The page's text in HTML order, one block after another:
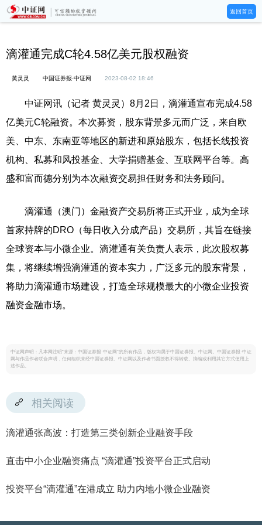
返回首页
滴灌通完成C轮4.58亿美元股权融资
黄灵灵 中国证券报·中证网 2023-08-02 18:46
中证网讯（记者 黄灵灵）8月2日，滴灌通宣布完成4.58
亿美元C轮融资。本次募资，股东背景多元而广泛，来自欧
美、中东、东南亚等地区的新进和原始股东，包括长线投资
机构、私募和风投基金、大学捐赠基金、互联网平台等。高
盛和富而德分别为本次融资交易担任财务和法务顾问。
滴灌通（澳门）金融资产交易所将正式开业，成为全球
首家持牌的DRO（每日收入分成产品）交易所，其旨在链接
全球资本与小微企业。滴灌通有关负责人表示，此次股权募
集，将继续增强滴灌通的资本实力，广泛多元的股东背景，
将助力滴灌通市场建设，打造全球规模最大的小微企业投资
融资金融市场。
中证网声明：凡本网注明“来源：中国证券报·中证网”的所有作品，版权均属于中国证券报、中证网。中国证券报·中证
网与作品作者联合声明，任何组织未经中国证券报、中证网以及作者书面授权不得转载、摘编或利用其它方式使用上
述作品。
相关阅读
滴灌通张高波：打造第三类创新企业融资手段
直击中小企业融资痛点 “滴灌通”投资平台正式启动
投资平台“滴灌通”在港成立 助力内地小微企业融资